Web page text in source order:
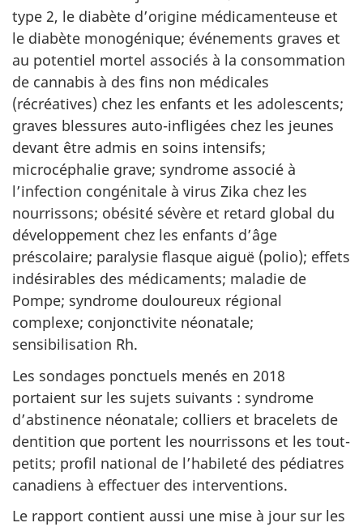
type 2, le diabète d’origine médicamenteuse et
le diabète monogénique; événements graves et
au potentiel mortel associés à la consommation
de cannabis à des fins non médicales
(récréatives) chez les enfants et les adolescents;
graves blessures auto-infligées chez les jeunes
devant être admis en soins intensifs;
microcéphalie grave; syndrome associé à
l’infection congénitale à virus Zika chez les
nourrissons; obésité sévère et retard global du
développement chez les enfants d’âge
préscolaire; paralysie flasque aiguë (polio); effets
indésirables des médicaments; maladie de
Pompe; syndrome douloureux régional
complexe; conjonctivite néonatale;
sensibilisation Rh.
Les sondages ponctuels menés en 2018
portaient sur les sujets suivants : syndrome
d’abstinence néonatale; colliers et bracelets de
dentition que portent les nourrissons et les tout-
petits; profil national de l’habileté des pédiatres
canadiens à effectuer des interventions.
Le rapport contient aussi une mise à jour sur les